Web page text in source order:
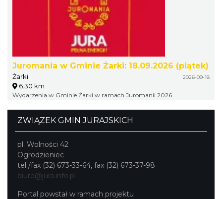
Juromania w Gminie Żarki: 18.09.2026 (piątek)
Żarki 2026-09-18
6.30 km
Wydarzenia w Gminie Żarki w ramach Juromanii 2026.
ZWIĄZEK GMIN JURAJSKICH
pl. Wolności 42
Ogrodzieniec
tel./fax (32) 673-33-64, fax (32) 673-37-98
biuro@jura.info.pl
Portal powstał w ramach projektu